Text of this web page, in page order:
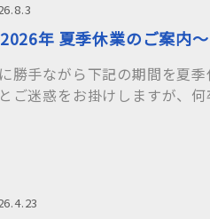
年 夏季休業のご案内～
勝手ながら下記の期間を夏
ご迷惑をお掛けしますが、